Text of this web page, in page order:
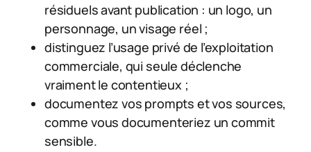
résiduels avant publication : un logo, un
personnage, un visage réel ;
distinguez l’usage privé de l’exploitation
commerciale, qui seule déclenche
vraiment le contentieux ;
documentez vos prompts et vos sources,
comme vous documenteriez un commit
sensible.